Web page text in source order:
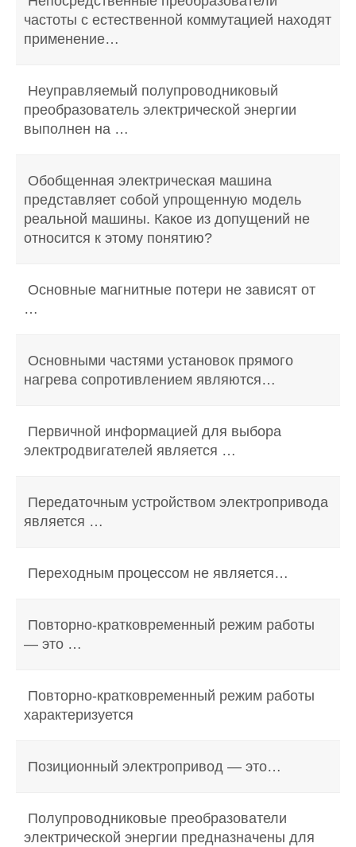
частоты с естественной коммутацией находят
применение…
Неуправляемый полупроводниковый
преобразователь электрической энергии
выполнен на …
Обобщенная электрическая машина
представляет собой упрощенную модель
реальной машины. Какое из допущений не
относится к этому понятию?
Основные магнитные потери не зависят от
…
Основными частями установок прямого
нагрева сопротивлением являются…
Первичной информацией для выбора
электродвигателей является …
Передаточным устройством электропривода
является …
Переходным процессом не является…
Повторно-кратковременный режим работы
— это …
Повторно-кратковременный режим работы
характеризуется
Позиционный электропривод — это…
Полупроводниковые преобразователи
электрической энергии предназначены для